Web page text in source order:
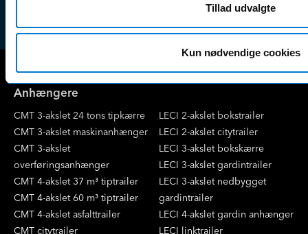
Tillad udvalgte
Kun nødvendige cookies
nyhedsbrevet
Anhængere
CMT 3-akslet 24 tons tipkærre
CMT 3-akslet maskinanhænger
CMT 3-akslet
overføringsanhænger
CMT 4-akslet 37 m³ tiptrailer
CMT 4-akslet 60 m³ tiptrailer
CMT 4-akslet asfalttrailer
CMT citytrailer
LECI 2-akslet bokstrailer
LECI 2-akslet citytrailer
LECI 3-akslet bokskærre
LECI 3-akslet gardintrailer
LECI 3-akslet nedbygget
gardintrailer
LECI 4-akslet gardin anhænger
LECI linktrailer